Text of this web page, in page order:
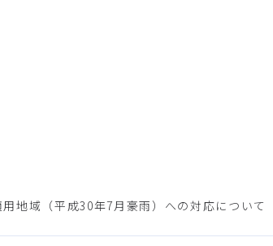
地域（平成30年7月豪雨）への対応について